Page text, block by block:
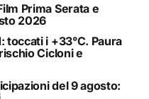
Prima Serata e
2026
i +33°C. Paura
Cicloni e
del 9 agosto: